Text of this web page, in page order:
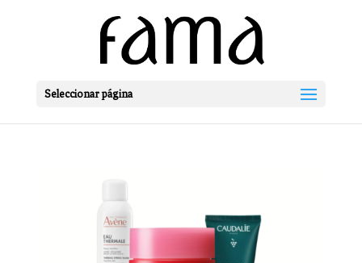
Seleccionar página